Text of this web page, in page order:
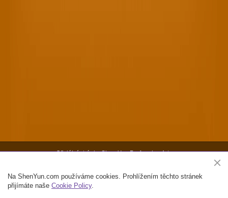
Oficiální stránky Shen Yun Performing Arts
Kontakt Podmínky použití
Na ShenYun.com používáme cookies. Prohlížením těchto stránek
přijímáte naše Cookie Policy.